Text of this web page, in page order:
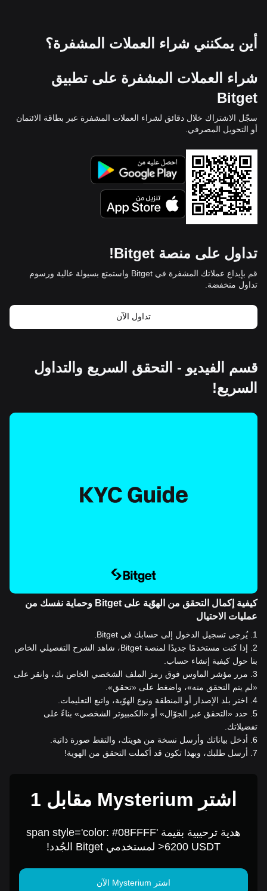
أين يمكنني شراء العملات المشفرة؟
شراء العملات المشفرة على تطبيق
Bitget
سجّل الاشتراك خلال دقائق لشراء العملات المشفرة عبر بطاقة الائتمان
أو التحويل المصرفي.
تداول على منصة Bitget!
قم بإيداع عملاتك المشفرة في Bitget واستمتع بسيولة عالية ورسوم
تداول منخفضة.
تداول الآن
قسم الفيديو - التحقق السريع والتداول
السريع!
كيفية إكمال التحقق من الهوّية على Bitget وحماية نفسك من
عمليات الاحتيال
1
.يُرجى تسجيل الدخول إلى حسابك في Bitget.
2
إذا كنت مستخدمًا جديدًا لمنصة Bitget، شاهد الشرح التفصيلي الخاص
بنا حول كيفية إنشاء حساب.
3 مرر مؤشر الماوس فوق رمز الملف الشخصي الخاص بك، وانقر على
«لم يتم التحقق منه»، واضغط على «تحقق».
4 اختر بلد الإصدار أو المنطقة ونوع الهوّية، واتبع التعليمات.
5 حدد «التحقق عبر الجوّال» أو «الكمبيوتر الشخصي» بناءً على
تفضيلاتك.
6 أدخل بياناتك وأرسل نسخة من هويتك، والتقط صورة ذاتية.
7 أرسل طلبك، وبهذا تكون قد أكملت التحقق من الهوية!
اشترِ Mysterium مقابل 1
هدية ترحيبية بقيمة span style='color: #08FFFF'
>6200 USDT لمستخدمي Bitget الجُدد!
اشتر Mysterium الآن